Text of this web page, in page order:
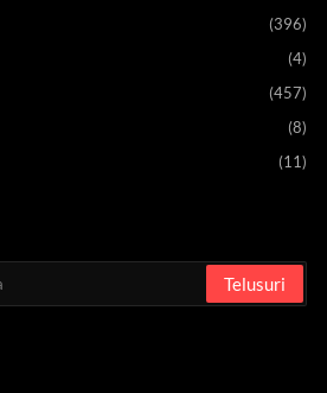
(396)
(4)
(457)
(8)
(11)